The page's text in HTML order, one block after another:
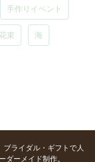
手作りイベント
束 海
ライダル・ギフトで人
ダーメイド制作。